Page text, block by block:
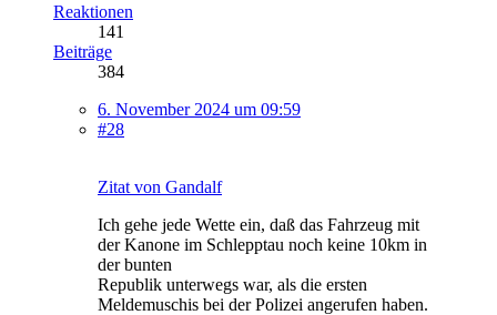
Reaktionen
141
Beiträge
384
6. November 2024 um 09:59
#28
Zitat von Gandalf
Ich gehe jede Wette ein, daß das Fahrzeug mit
der Kanone im Schlepptau noch keine 10km in
der bunten
Republik unterwegs war, als die ersten
Meldemuschis bei der Polizei angerufen haben.